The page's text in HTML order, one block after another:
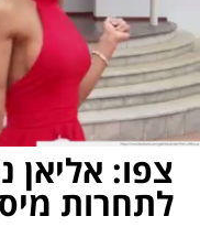
צפו: אליאן
לתחרות